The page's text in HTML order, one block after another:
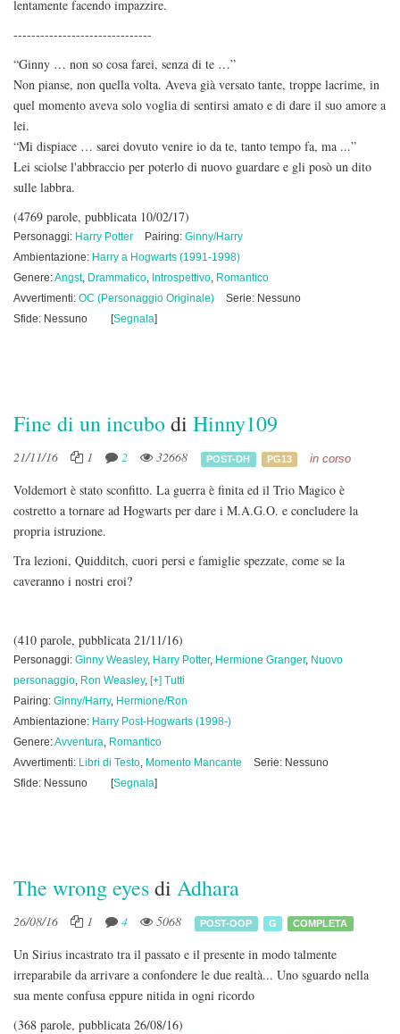
lentamente facendo impazzire.
-------------------------------
“Ginny … non so cosa farei, senza di te …”
Non pianse, non quella volta. Aveva già versato tante, troppe lacrime, in
quel momento aveva solo voglia di sentirsi amato e di dare il suo amore a
lei.
“Mi dispiace … sarei dovuto venire io da te, tanto tempo fa, ma ...”
Lei sciolse l'abbraccio per poterlo di nuovo guardare e gli posò un dito
sulle labbra.
(4769 parole, pubblicata 10/02/17)
Personaggi: Harry Potter Pairing: Ginny/Harry
Ambientazione: Harry a Hogwarts (1991-1998)
Genere:Angst, Drammatico, Introspettivo, Romantico
Avvertimenti: OC (Personaggio Originale)
Serie: Nessuno
Sfide: Nessuno
[Segnala]
Fine di un incubodi Hinny109
21/11/16 1 2 32668 POST-DH PG13 in corso
Voldemort è stato sconfitto. La guerra è finita ed il Trio Magico è
costretto a tornare ad Hogwarts per dare i M.A.G.O. e concludere la
propria istruzione.
Tra lezioni, Quidditch, cuori persi e famiglie spezzate, come se la
caveranno i nostri eroi?
(410 parole, pubblicata 21/11/16)
Personaggi: Ginny Weasley, Harry Potter, Hermione Granger, Nuovo
personaggio, Ron Weasley, [+] Tutti
Pairing: Ginny/Harry, Hermione/Ron
Ambientazione: Harry Post-Hogwarts (1998-)
Genere:Avventura, Romantico
Avvertimenti: Libri di Testo, Momento Mancante
Serie: Nessuno
Sfide: Nessuno
[Segnala]
The wrong eyesdi Adhara
26/08/16 1 4 5068 POST-OOP G COMPLETA
Un Sirius incastrato tra il passato e il presente in modo talmente
irreparabile da arrivare a confondere le due realtà... Uno sguardo nella
sua mente confusa eppure nitida in ogni ricordo
(368 parole, pubblicata 26/08/16)